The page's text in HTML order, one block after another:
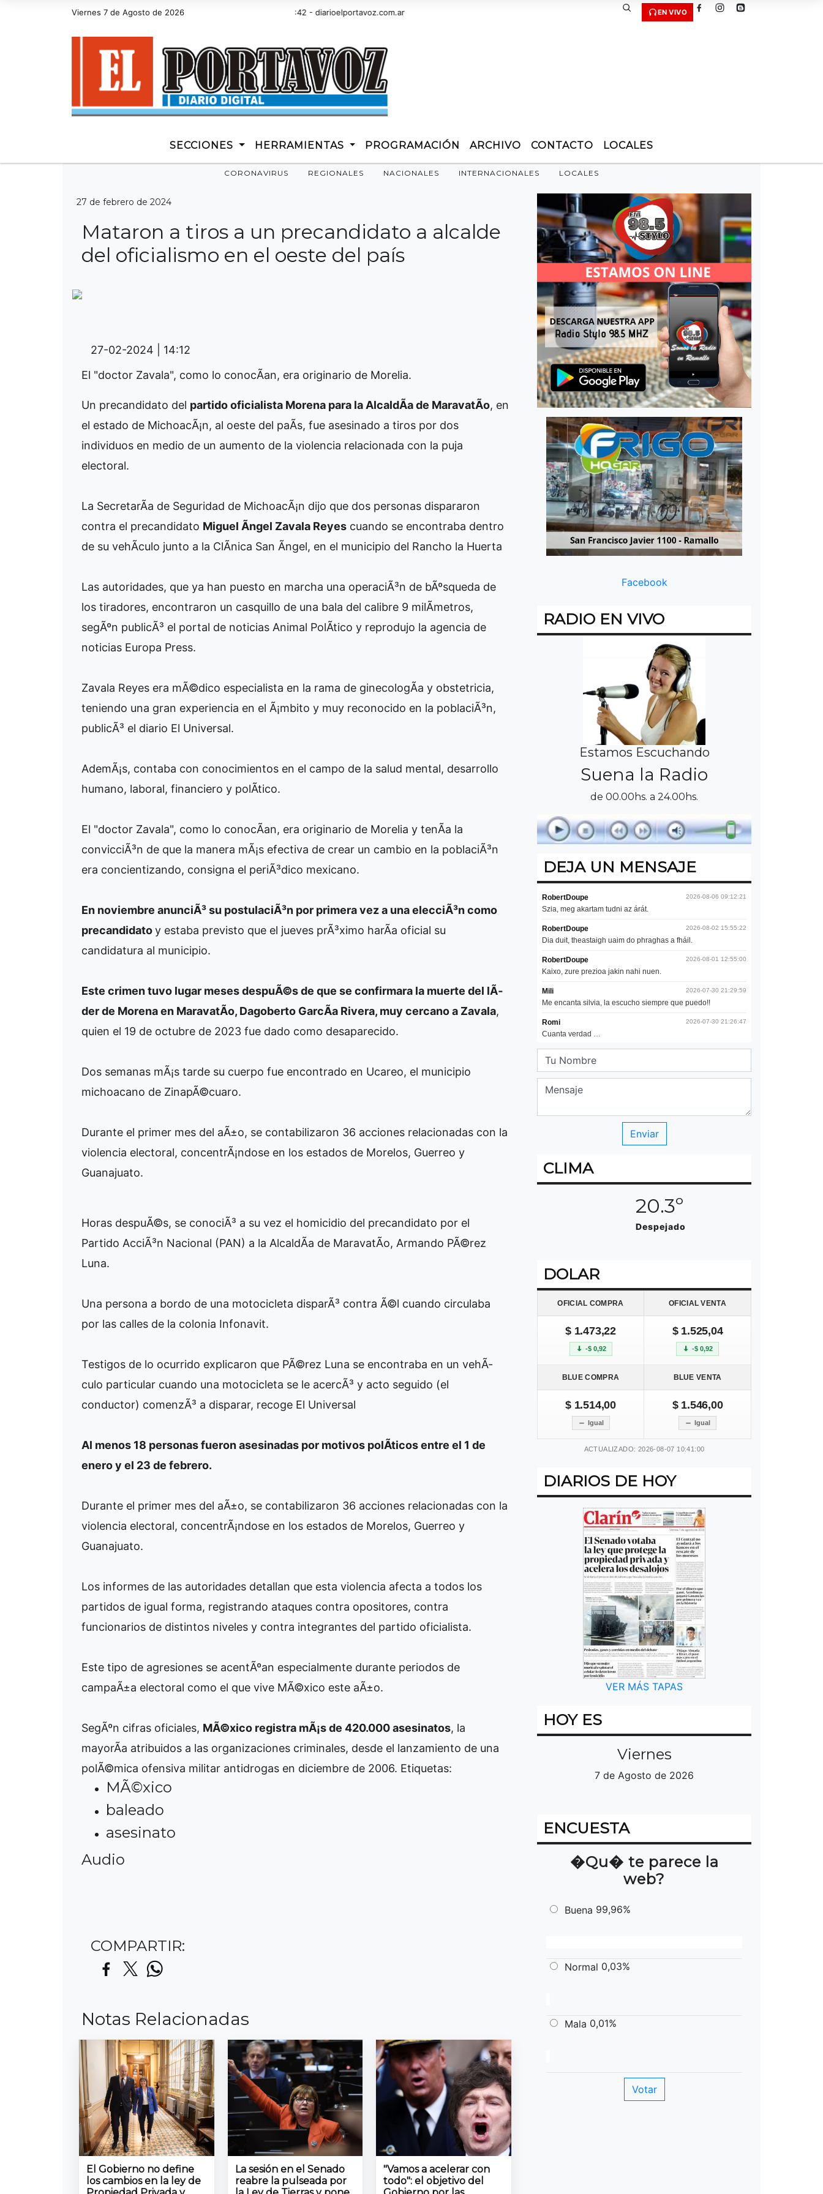
Viernes 7 de Agosto de 2026
Hoy es Viernes 7 de Agosto de 2026 y son las 10:42 - diarioelportavoz.com.ar EN VIVO
SECCIONES HERRAMIENTAS PROGRAMACIÓN ARCHIVO CONTACTO LOCALES
CORONAVIRUS REGIONALES NACIONALES INTERNACIONALES LOCALES
27 de febrero de 2024
Mataron a tiros a un precandidato a alcalde
del oficialismo en el oeste del país
27-02-2024 | 14:12
El "doctor Zavala", como lo conocÃ­an, era originario de Morelia.
Un precandidato del partido oficialista Morena para la AlcaldÃ­a de MaravatÃ­o, en
el estado de MichoacÃ¡n, al oeste del paÃ­s, fue asesinado a tiros por dos
individuos en medio de un aumento de la violencia relacionada con la puja
electoral.
La SecretarÃ­a de Seguridad de MichoacÃ¡n dijo que dos personas dispararon
contra el precandidato Miguel Ãngel Zavala Reyes cuando se encontraba dentro
de su vehÃ­culo junto a la ClÃ­nica San Ãngel, en el municipio del Rancho la Huerta
Las autoridades, que ya han puesto en marcha una operaciÃ³n de bÃºsqueda de
los tiradores, encontraron un casquillo de una bala del calibre 9 milÃ­metros,
segÃºn publicÃ³ el portal de noticias Animal PolÃ­tico y reprodujo la agencia de
noticias Europa Press.
Zavala Reyes era mÃ©dico especialista en la rama de ginecologÃ­a y obstetricia,
teniendo una gran experiencia en el Ã¡mbito y muy reconocido en la poblaciÃ³n,
publicÃ³ el diario El Universal.
AdemÃ¡s, contaba con conocimientos en el campo de la salud mental, desarrollo
humano, laboral, financiero y polÃ­tico.
El "doctor Zavala", como lo conocÃ­an, era originario de Morelia y tenÃ­a la
convicciÃ³n de que la manera mÃ¡s efectiva de crear un cambio en la poblaciÃ³n
era concientizando, consigna el periÃ³dico mexicano.
En noviembre anunciÃ³ su postulaciÃ³n por primera vez a una elecciÃ³n como
precandidatoy estaba previsto que el jueves prÃ³ximo harÃ­a oficial su
candidatura al municipio.
Este crimen tuvo lugar meses despuÃ©s de que se confirmara la muerte del lÃ­
der de Morena en MaravatÃ­o, Dagoberto GarcÃ­a Rivera, muy cercano a Zavala,
quien el 19 de octubre de 2023 fue dado como desaparecido.
Dos semanas mÃ¡s tarde su cuerpo fue encontrado en Ucareo, el municipio
michoacano de ZinapÃ©cuaro.
Durante el primer mes del aÃ±o, se contabilizaron 36 acciones relacionadas con la
violencia electoral, concentrÃ¡ndose en los estados de Morelos, Guerreo y
Guanajuato.
Horas despuÃ©s, se conociÃ³ a su vez el homicidio del precandidato por el
Partido AcciÃ³n Nacional (PAN) a la AlcaldÃ­a de MaravatÃ­o, Armando PÃ©rez
Luna.
Una persona a bordo de una motocicleta disparÃ³ contra Ã©l cuando circulaba
por las calles de la colonia Infonavit.
Testigos de lo ocurrido explicaron que PÃ©rez Luna se encontraba en un vehÃ­
culo particular cuando una motocicleta se le acercÃ³ y acto seguido (el
conductor) comenzÃ³ a disparar, recoge El Universal
Al menos 18 personas fueron asesinadas por motivos polÃ­ticos entre el 1 de
enero y el 23 de febrero.
Durante el primer mes del aÃ±o, se contabilizaron 36 acciones relacionadas con la
violencia electoral, concentrÃ¡ndose en los estados de Morelos, Guerreo y
Guanajuato.
Los informes de las autoridades detallan que esta violencia afecta a todos los
partidos de igual forma, registrando ataques contra opositores, contra
funcionarios de distintos niveles y contra integrantes del partido oficialista.
Este tipo de agresiones se acentÃºan especialmente durante periodos de
campaÃ±a electoral como el que vive MÃ©xico este aÃ±o.
SegÃºn cifras oficiales, MÃ©xico registra mÃ¡s de 420.000 asesinatos, la
mayorÃ­a atribuidos a las organizaciones criminales, desde el lanzamiento de una
polÃ©mica ofensiva militar antidrogas en diciembre de 2006. Etiquetas:
MÃ©xico
baleado
asesinato
Audio
COMPARTIR:
Notas Relacionadas
El Gobierno no define
los cambios en la ley de
La sesión en el Senado
reabre la pulseada por
"Vamos a acelerar con
todo": el objetivo del
Facebook
RADIO EN VIVO
Estamos Escuchando
Suena la Radio
de 00.00hs. a 24.00hs.
DEJA UN MENSAJE
CLIMA
20.3º
Despejado
DOLAR
OFICIAL COMPRA OFICIAL VENTA
$ 1.473,22
-$ 0,92
$ 1.525,04
-$ 0,92
BLUE COMPRA BLUE VENTA
$ 1.514,00
Igual
$ 1.546,00
Igual
ACTUALIZADO: 2026-08-07 10:41:00
DIARIOS DE HOY
VER MÁS TAPAS
HOY ES
Viernes
7 de Agosto de 2026
ENCUESTA
�Qu� te parece la
web?
Buena 99,96%
Normal 0,03%
Mala 0,01%